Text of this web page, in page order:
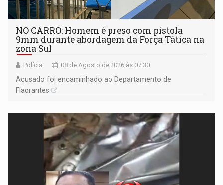
NO CARRO: Homem é preso com pistola
9mm durante abordagem da Força Tática na
zona Sul
Polícia 08 de Agosto de 2026 às 07:30
Acusado foi encaminhado ao Departamento de
Flagrantes